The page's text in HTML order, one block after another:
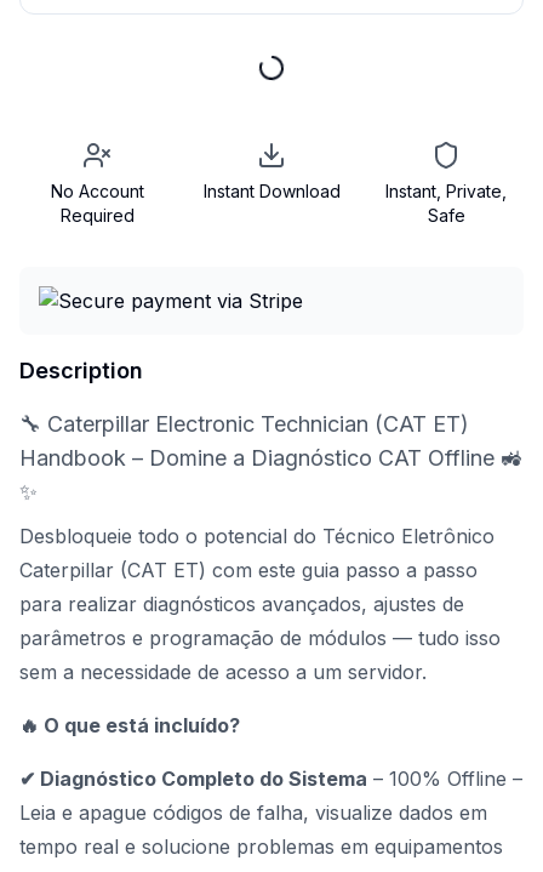
No Account
Required
Instant Download
Instant, Private,
Safe
Description
🔧 Caterpillar Electronic Technician (CAT ET)
Handbook – Domine a Diagnóstico CAT Offline 🚜
✨
Desbloqueie todo o potencial do Técnico Eletrônico
Caterpillar (CAT ET) com este guia passo a passo
para realizar diagnósticos avançados, ajustes de
parâmetros e programação de módulos — tudo isso
sem a necessidade de acesso a um servidor.
🔥 O que está incluído?
✔ Diagnóstico Completo do Sistema – 100% Offline –
Leia e apague códigos de falha, visualize dados em
tempo real e solucione problemas em equipamentos